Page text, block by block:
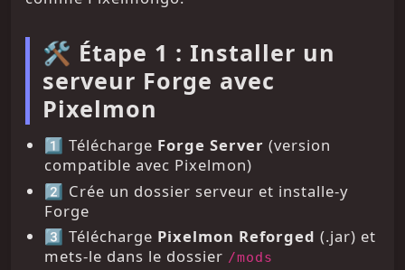
🛠️ Étape 1 : Installer un
serveur Forge avec
Pixelmon
1️⃣ Télécharge Forge Server (version
compatible avec Pixelmon)
2️⃣ Crée un dossier serveur et installe-y
Forge
3️⃣ Télécharge Pixelmon Reforged (.jar) et
mets-le dans le dossier /mods